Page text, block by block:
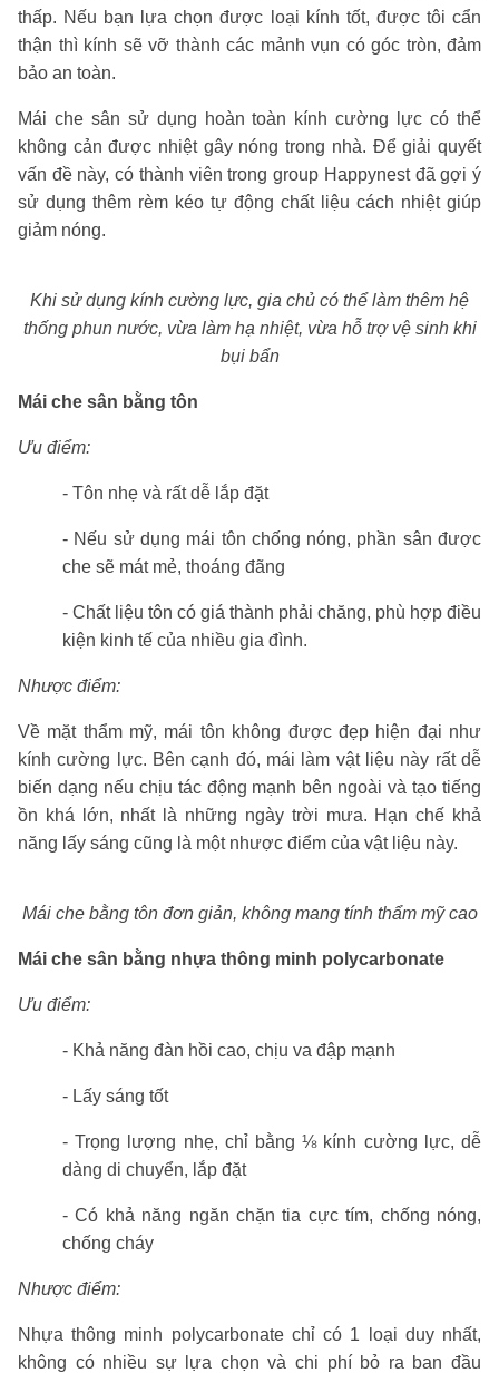
thấp. Nếu bạn lựa chọn được loại kính tốt, được tôi cẩn
thận thì kính sẽ vỡ thành các mảnh vụn có góc tròn, đảm
bảo an toàn.
Mái che sân sử dụng hoàn toàn kính cường lực có thể
không cản được nhiệt gây nóng trong nhà. Để giải quyết
vấn đề này, có thành viên trong group Happynest đã gợi ý
sử dụng thêm rèm kéo tự động chất liệu cách nhiệt giúp
giảm nóng.
Khi sử dụng kính cường lực, gia chủ có thể làm thêm hệ
thống phun nước, vừa làm hạ nhiệt, vừa hỗ trợ vệ sinh khi
bụi bẩn
Mái che sân bằng tôn
Ưu điểm:
- Tôn nhẹ và rất dễ lắp đặt
- Nếu sử dụng mái tôn chống nóng, phần sân được
che sẽ mát mẻ, thoáng đãng
- Chất liệu tôn có giá thành phải chăng, phù hợp điều
kiện kinh tế của nhiều gia đình.
Nhược điểm:
Về mặt thẩm mỹ, mái tôn không được đẹp hiện đại như
kính cường lực. Bên cạnh đó, mái làm vật liệu này rất dễ
biến dạng nếu chịu tác động mạnh bên ngoài và tạo tiếng
ồn khá lớn, nhất là những ngày trời mưa. Hạn chế khả
năng lấy sáng cũng là một nhược điểm của vật liệu này.
Mái che bằng tôn đơn giản, không mang tính thẩm mỹ cao
Mái che sân bằng nhựa thông minh polycarbonate
Ưu điểm:
- Khả năng đàn hồi cao, chịu va đập mạnh
- Lấy sáng tốt
- Trọng lượng nhẹ, chỉ bằng ⅛ kính cường lực, dễ
dàng di chuyển, lắp đặt
- Có khả năng ngăn chặn tia cực tím, chống nóng,
chống cháy
Nhược điểm:
Nhựa thông minh polycarbonate chỉ có 1 loại duy nhất,
không có nhiều sự lựa chọn và chi phí bỏ ra ban đầu